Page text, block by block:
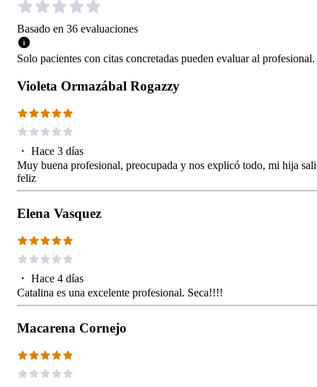
Basado en 36 evaluaciones
Solo pacientes con citas concretadas pueden evaluar al profesional.
Violeta Ormazábal Rogazzy
・ Hace 3 días
Muy buena profesional, preocupada y nos explicó todo, mi hija
feliz
Elena Vasquez
・ Hace 4 días
Catalina es una excelente profesional. Seca!!!!
Macarena Cornejo